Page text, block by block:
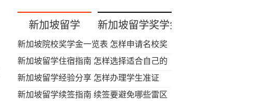
新加坡留学 新加坡留学奖学金
新加坡院校奖学金一览表 怎样申请名校奖
学金
新加坡留学住宿指南 怎样选择适合自己的
住宿方式
新加坡留学经验分享 怎样办理学生准证
新加坡留学续签指南 续签要避免哪些雷区